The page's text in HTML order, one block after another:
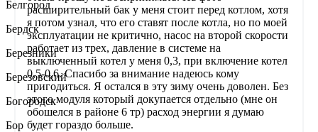
расширительный бак у меня стоит перед котлом, хотя
я потом узнал, что его ставят после котла, но по моей
эксплуатации не критично, насос на второй скорости
работает из трех, давление в системе на
выключенный котел у меня 0,3, при включение котел
0,5-0,6. Спасибо за внимание надеюсь кому
пригодиться. Я остался в эту зиму очень доволен. Без
этого модуля который докупается отдельно (мне он
обошелся в районе 6 тр) расход энергии я думаю
будет гораздо больше.
Белгород
Бердск
Березники
Березовский
Богородск
Бор